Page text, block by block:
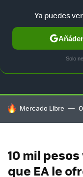
HOY SE HABLA DE
Mercado Libre
10 mil
que EA le
Ya puedes
Solo